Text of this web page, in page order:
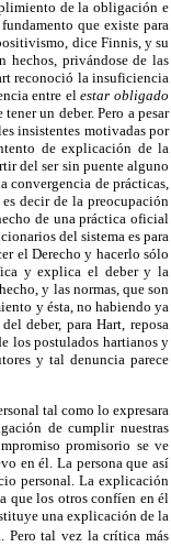
de la obligación e
que existe para
dice Finnis, y su
hechos, privándose de las
reconoció la insuficiencia
entre elestar obligado
un deber. Pero a pesar
insistentes motivadas por
de explicación de la
del ser sin puente alguno
convergencia de prácticas,
decir de la preocupación
de una práctica oficial
del sistema es para
el Derecho y hacerlo sólo
y explica el deber y la
y las normas, que son
y ésta, no habiendo ya
deber, para Hart, reposa
los postulados hartianos y
y tal denuncia parece
tal como lo expresara
de cumplir nuestras
promisorio se ve
en él. La persona que así
personal. La explicación
que los otros confíen en él
una explicación de la
Pero tal vez la crítica más